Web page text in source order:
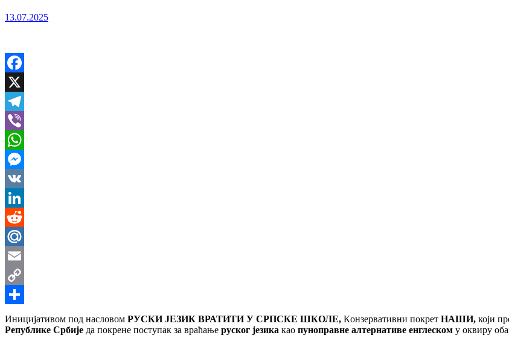
13.07.2025
Facebook
X
Telegram
Viber
WhatsApp
Messenger
VK
LinkedIn
Reddit
Mail.Ru
Email
Copy
Link
Share
Иницијативом под насловом РУСКИ ЈЕЗИК ВРАТИТИ У СРПСКЕ ШКОЛЕ, Кoнзервативни покрет НАШИ, који
Републике Србије да покрене поступак за враћање руског језика као пуноправне алтернативе енглеском у оквиру